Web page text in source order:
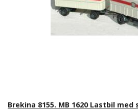
Brekina 8155. MB 1620 Lastbil